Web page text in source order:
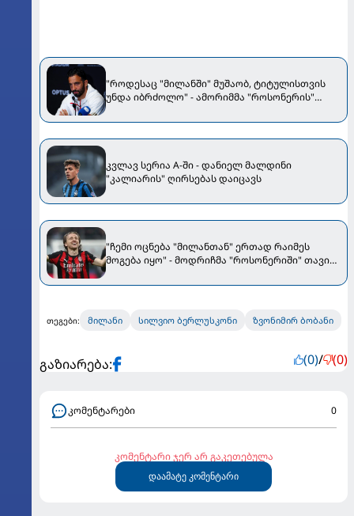
"როდესაც "მილანში" მუშაობ, ტიტულისთვის
უნდა იბრძოლო" - ამორიმმა "როსონერის"
კვლავ სერია A-ში - დანიელ მალდინი
"კალიარის" ღირსებას დაიცავს
"ჩემი ოცნება "მილანთან" ერთად რაიმეს
მოგება იყო" - მოდრიჩმა "როსონერიში" თავის
თეგები: მილანი სილვიო ბერლუსკონი ზვონიმირ ბობანი
გაზიარება: (0)/ (0)
კომენტარები 0
კომენტარი ჯერ არ გაკეთებულა
დაამატე კომენტარი